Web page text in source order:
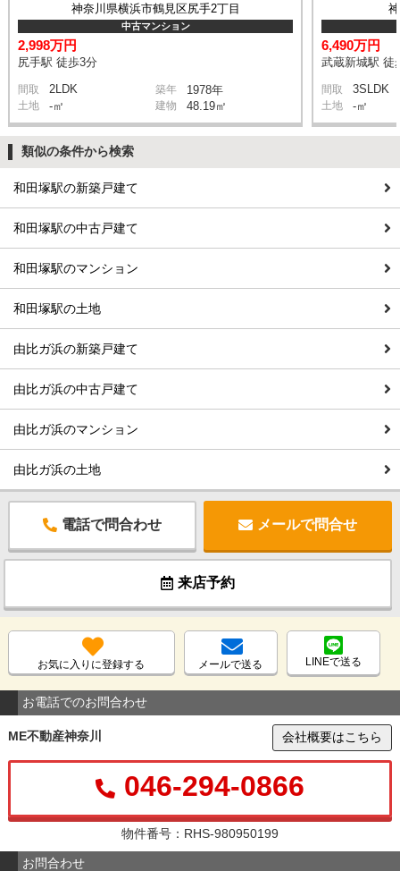
神奈川県横浜市鶴見区尻手2丁目
中古マンション
2,998万円
尻手駅 徒歩3分
間取 2LDK 築年 1978年
土地 -㎡ 建物 48.19㎡
6,490万円
武蔵新城駅 徒
間取 3SLDK
土地 -㎡
類似の条件から検索
和田塚駅の新築戸建て
和田塚駅の中古戸建て
和田塚駅のマンション
和田塚駅の土地
由比ガ浜の新築戸建て
由比ガ浜の中古戸建て
由比ガ浜のマンション
由比ガ浜の土地
電話で問合わせ メールで問合せ
来店予約
お気に入りに登録する メールで送る LINEで送る
お電話でのお問合わせ
ME不動産神奈川 会社概要はこちら
046-294-0866
物件番号：RHS-980950199
お問合わせ